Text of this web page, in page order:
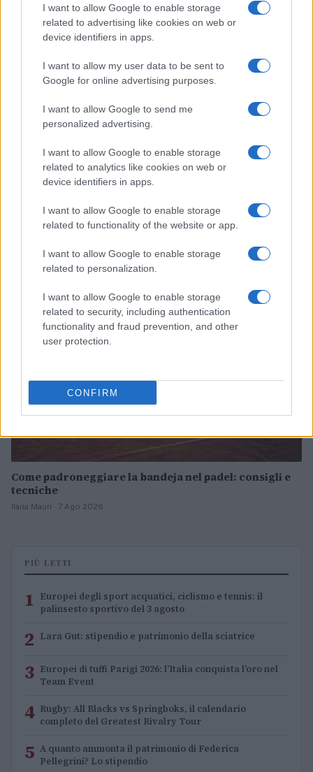
I want to allow Google to enable storage
related to advertising like cookies on web or
device identifiers in apps.
I want to allow my user data to be sent to
Google for online advertising purposes.
I want to allow Google to send me
personalized advertising.
I want to allow Google to enable storage
related to analytics like cookies on web or
device identifiers in apps.
I want to allow Google to enable storage
related to functionality of the website or app.
I want to allow Google to enable storage
related to personalization.
I want to allow Google to enable storage
related to security, including authentication
functionality and fraud prevention, and other
user protection.
CONFIRM
ALTRI SPORT
Scopri la storia della pallavolo a Modena attraverso
Ilaria Mauri · 7 Ago 2026
Come padroneggiare la bandeja nel padel: consigli e
tecniche
Ilaria Mauri · 7 Ago 2026
PIÙ LETTI
1 Europei degli sport acquatici, ciclismo e tennis: il
palinsesto sportivo del 3 agosto
2 Lara Gut: stipendio e patrimonio della sciatrice
3 Europei di tuffi Parigi 2026: l’Italia conquista l’oro nel
Team Event
4 Rugby: All Blacks vs Springboks, il calendario
completo del Greatest Rivalry Tour
5 A quanto ammonta il patrimonio di Federica
Pellegrini? Lo stipendio